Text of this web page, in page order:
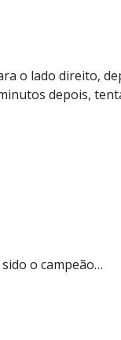
o lado direito,
depois,
o campeão…